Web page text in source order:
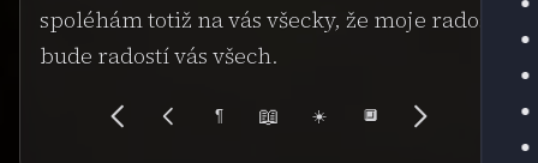
spoléhám totiž na vás všecky, že moje radost
bude radostí vás všech.
¶ 📖 ☀️ 🔲